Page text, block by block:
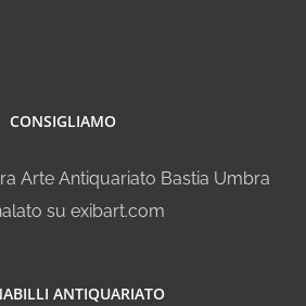
CONSIGLIAMO
Arte Antiquariato Bastia Umbra
su exibart.com
ANTIQUARIATO